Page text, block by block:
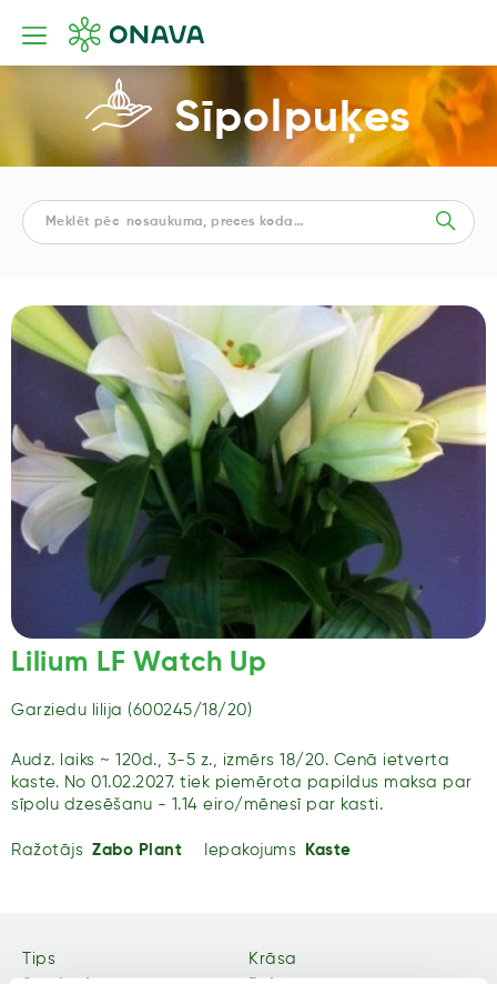
Sīpolpuķes
Lilium LF Watch Up
Garziedu lilija (600245/18/20)
Audz. laiks ~ 120d., 3-5 z., izmērs 18/20. Cenā ietverta
kaste. No 01.02.2027. tiek piemērota papildus maksa par
sīpolu dzesēšanu - 1.14 eiro/mēnesī par kasti.
Ražotājs Zabo Plant Iepakojums Kaste
Tips
Krāsa